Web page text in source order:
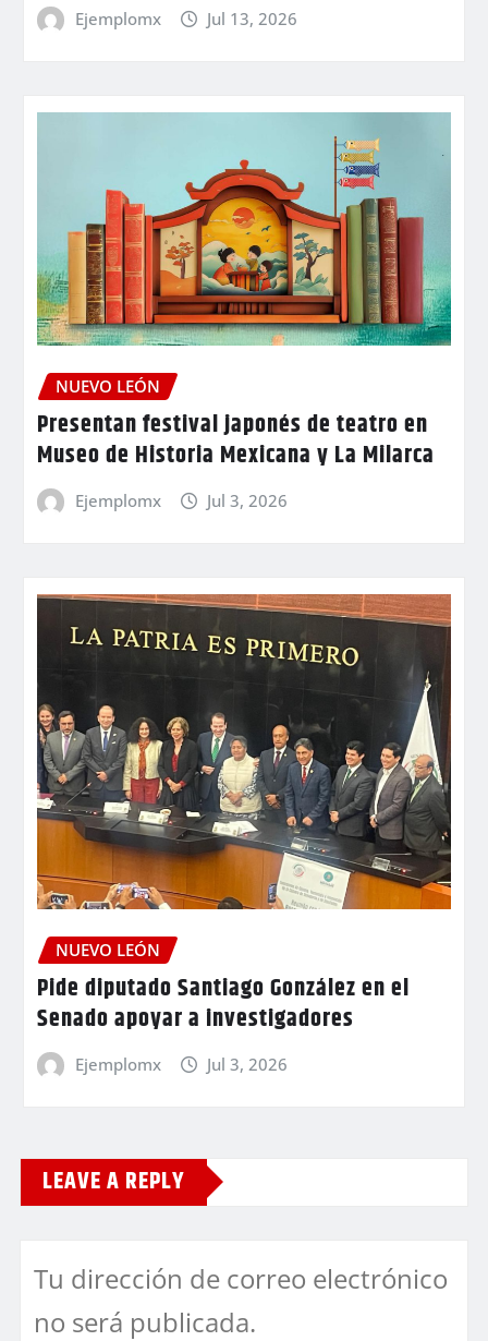
Ejemplomx Jul 13, 2026
NUEVO LEÓN
Presentan festival japonés de teatro en
Museo de Historia Mexicana y La Milarca
Ejemplomx Jul 3, 2026
NUEVO LEÓN
Pide diputado Santiago González en el
Senado apoyar a investigadores
Ejemplomx Jul 3, 2026
LEAVE A REPLY
Tu dirección de correo electrónico
no será publicada.